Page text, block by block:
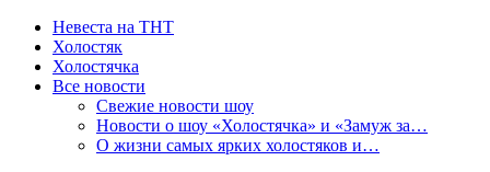
Невеста на ТНТ
Холостяк
Холостячка
Все новости
Свежие новости шоу
Новости о шоу «Холостячка» и «Замуж за…
О жизни самых ярких холостяков и…